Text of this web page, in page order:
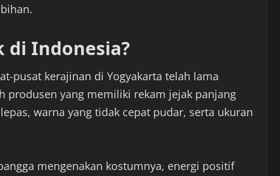
di Indonesia?
pusat kerajinan di Yogyakarta telah lama
produsen yang memiliki rekam jejak panjang
warna yang tidak cepat pudar, serta ukuran
mengenakan kostumnya, energi positif